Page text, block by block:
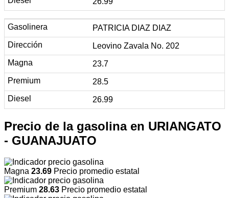
PATRICIA DIAZ DIAZ
Leovino Zavala No. 202
23.7
28.5
26.99
Precio de la gasolina en URIANGATO
- GUANAJUATO
Magna 23.69 Precio promedio estatal
Premium 28.63 Precio promedio estatal